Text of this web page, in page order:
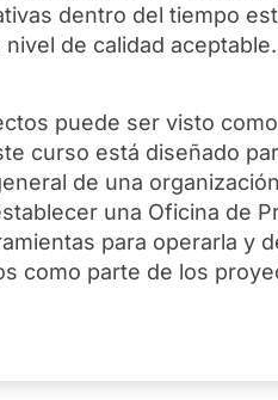
dentro del tiempo
de calidad
puede ser visto
curso está diseñado
de una
una Oficina de
para operarla y
como parte de los